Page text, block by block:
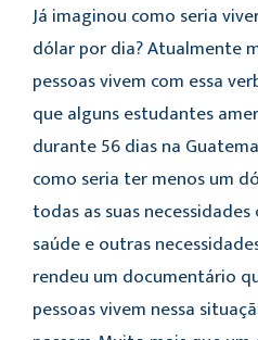
Já imaginou como seria
dólar por dia? Atualmente
pessoas vivem com essa
que alguns estudantes
durante 56 dias na
como seria ter menos um
todas as suas
saúde e outras
rendeu um documentário
pessoas vivem nessa